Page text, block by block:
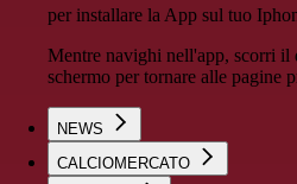
per installare la App sul tuo
Mentre navighi nell'app, scorri il
schermo per tornare alle pagine
NEWS
CALCIOMERCATO